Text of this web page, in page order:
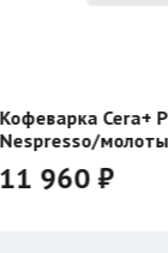
03
кофе (с